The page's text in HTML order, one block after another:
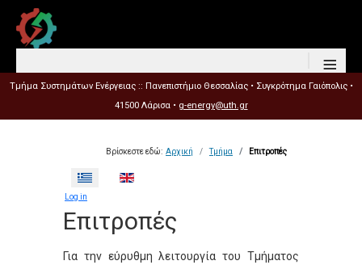
≡
Τμήμα Συστημάτων Ενέργειας :: Πανεπιστήμιο Θεσσαλίας • Συγκρότημα Γαιόπολις •
41500 Λάρισα • g-energy@uth.gr
Βρίσκεστε εδώ: Αρχική Τμήμα Επιτροπές
Επιλέξτε τη γλώσσα σας
Log in
Επιτροπές
Για την εύρυθμη λειτουργία του Τμήματος